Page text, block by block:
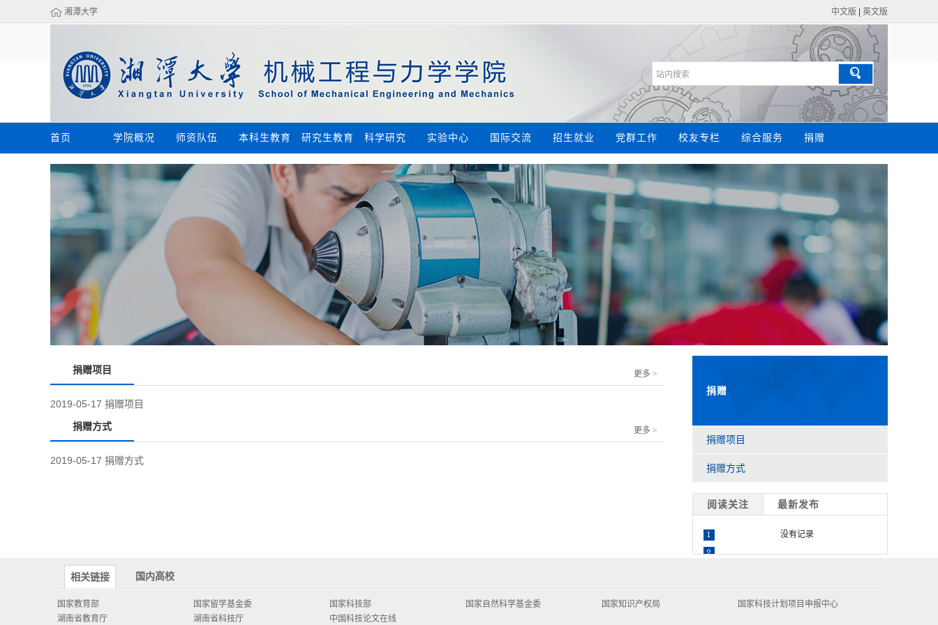
湘潭大学 中文版 英文版
首页 学院概况 师资队伍 本科生教育 研究生教育 科学研究 实验中心 国际交流 招生就业 党群工作 校友专栏 综合服务 捐赠
捐赠项目 更多 >
2019-05-17 捐赠项目
捐赠方式
更多 >
2019-05-17 捐赠方式
捐赠
捐赠项目
捐赠方式
阅读关注 最新发布
没有记录
相关链接 国内高校
国家教育部 国家留学基金委 国家科技部 国家自然科学基金委 国家知识产权局
国家科技计划项目申报中心
湖南省教育厅
湖南省科技厅 中国科技论文在线